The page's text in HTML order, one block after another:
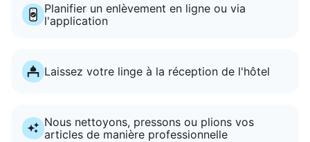
Planifier un enlèvement en ligne ou via
l'application
Laissez votre linge à la réception de l'hôtel
Nous nettoyons, pressons ou plions vos
articles de manière professionnelle